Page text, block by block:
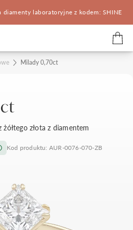
diamenty laboratoryjne z kodem: SHINE
3D
z zakupu
Milady 0,70ct
złota z diamentem
Kod produktu: AUR-0076-070-ZB